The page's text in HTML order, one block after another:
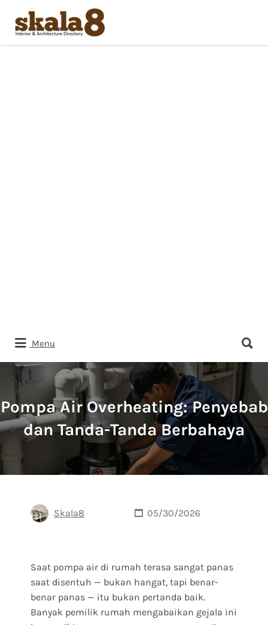
Search
for:
Menu
for:
Pompa Air Overheating: Penyebab
dan Tanda-Tanda Berbahaya
Skala8 05/30/2026
Saat pompa air di rumah terasa sangat panas
saat disentuh — bukan hangat, tapi benar-
benar panas — itu bukan pertanda baik.
Banyak pemilik rumah mengabaikan gejala ini